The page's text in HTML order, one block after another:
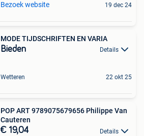
Bezoek website 19 dec 24
MODE TIJDSCHRIFTEN EN VARIA
Bieden Details
Wetteren 22 okt 25
POP ART 9789075679656 Philippe Van
Cauteren
€ 19,04 Details